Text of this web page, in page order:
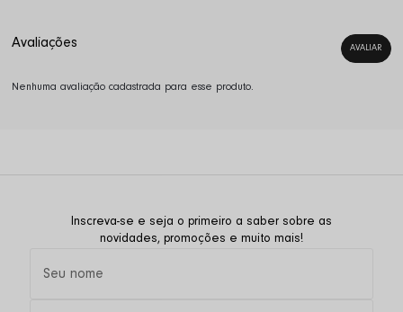
Nenhuma avaliação cadastrada para esse produto.
Inscreva-se e seja o primeiro a saber sobre as
novidades, promoções e muito mais!